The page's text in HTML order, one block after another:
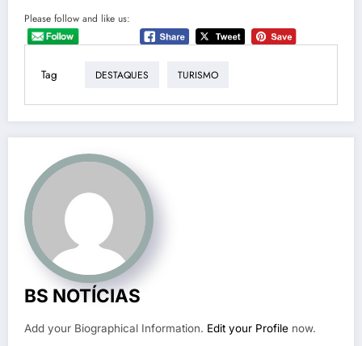
Please follow and like us:
Tag DESTAQUES TURISMO
BS NOTÍCIAS
Add your Biographical Information. Edit your Profile now.